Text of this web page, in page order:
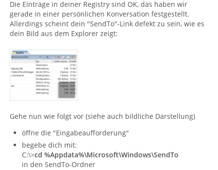
Die Einträge in deiner Registry sind OK, das haben wir
gerade in einer persönlichen Konversation festgestellt.
Allerdings scheint dein "SendTo"-Link defekt zu sein, wie es
dein Bild aus dem Explorer zeigt:
Gehe nun wie folgt vor (siehe auch bildliche Darstellung)
öffne die "Eingabeaufforderung"
begebe dich mit:
C:\>cd %Appdata%\Microsoft\Windows\SendTo
in den SendTo-Ordner